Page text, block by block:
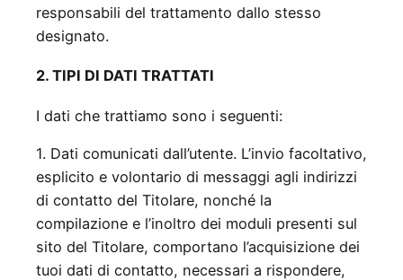
responsabili del trattamento dallo stesso
designato.
2. TIPI DI DATI TRATTATI
I dati che trattiamo sono i seguenti:
1. Dati comunicati dall’utente. L’invio facoltativo,
esplicito e volontario di messaggi agli indirizzi
di contatto del Titolare, nonché la
compilazione e l’inoltro dei moduli presenti sul
sito del Titolare, comportano l’acquisizione dei
tuoi dati di contatto, necessari a rispondere,